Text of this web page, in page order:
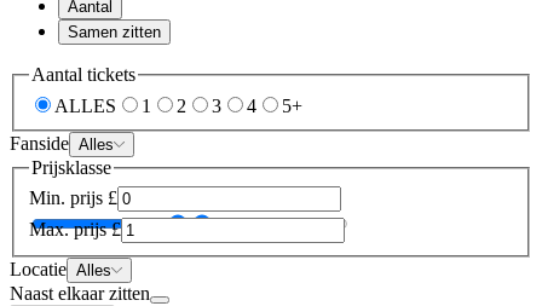
Aantal
Samen zitten
Aantal tickets
ALLES
1 2 3 4
5+
Fanside Alles
Prijsklasse
Min. prijs £
Max. prijs £
Locatie Alles
Naast elkaar zitten